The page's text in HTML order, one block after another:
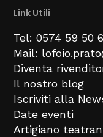
Link Utili
Tel: 0574 59 50
Mail:
Diventa
Il nostro blog
Iscriviti alla
Date eventi
Artigiano